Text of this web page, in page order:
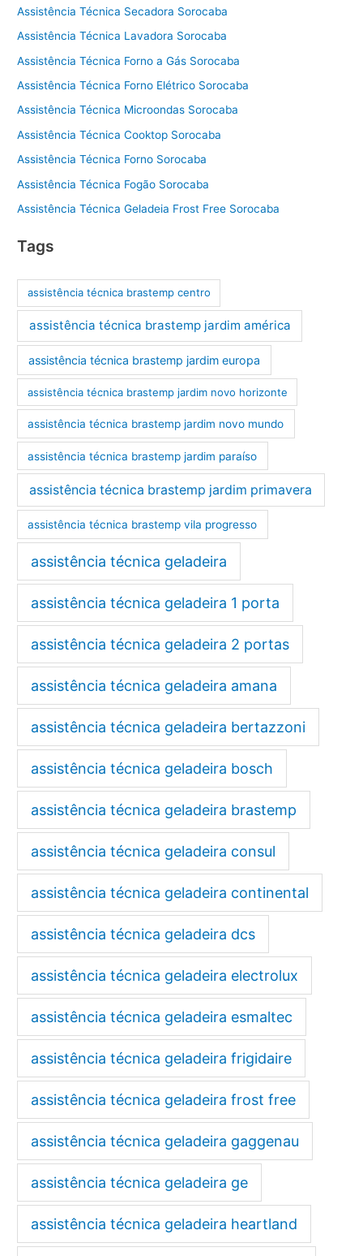
Assistência Técnica Secadora Sorocaba
Assistência Técnica Lavadora Sorocaba
Assistência Técnica Forno a Gás Sorocaba
Assistência Técnica Forno Elétrico Sorocaba
Assistência Técnica Microondas Sorocaba
Assistência Técnica Cooktop Sorocaba
Assistência Técnica Forno Sorocaba
Assistência Técnica Fogão Sorocaba
Assistência Técnica Geladeia Frost Free Sorocaba
Tags
assistência técnica brastemp centro
assistência técnica brastemp jardim américa
assistência técnica brastemp jardim europa
assistência técnica brastemp jardim novo horizonte
assistência técnica brastemp jardim novo mundo
assistência técnica brastemp jardim paraíso
assistência técnica brastemp jardim primavera
assistência técnica brastemp vila progresso
assistência técnica geladeira
assistência técnica geladeira 1 porta
assistência técnica geladeira 2 portas
assistência técnica geladeira amana
assistência técnica geladeira bertazzoni
assistência técnica geladeira bosch
assistência técnica geladeira brastemp
assistência técnica geladeira consul
assistência técnica geladeira continental
assistência técnica geladeira dcs
assistência técnica geladeira electrolux
assistência técnica geladeira esmaltec
assistência técnica geladeira frigidaire
assistência técnica geladeira frost free
assistência técnica geladeira gaggenau
assistência técnica geladeira ge
assistência técnica geladeira heartland